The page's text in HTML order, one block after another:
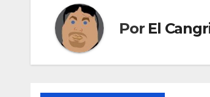
Por El